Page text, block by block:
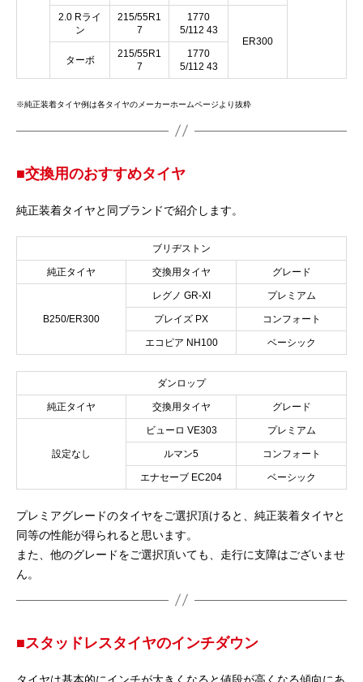
2.0 Rライ
ン
215/55R1
7
1770
5/112 43
ER300
ターボ
215/55R1
7
1770
5/112 43
※純正装着タイヤ例は各タイヤのメーカーホームページより抜粋
■交換用のおすすめタイヤ
純正装着タイヤと同ブランドで紹介します。
ブリヂストン
純正タイヤ 交換用タイヤ グレード
B250/ER300
レグノ GR-XI プレミアム
プレイズ PX コンフォート
エコピア NH100 ベーシック
ダンロップ
純正タイヤ 交換用タイヤ グレード
設定なし
ビューロ VE303 プレミアム
ルマン5 コンフォート
エナセーブ EC204 ベーシック
プレミアグレードのタイヤをご選択頂けると、純正装着タイヤと
同等の性能が得られると思います。
また、他のグレードをご選択頂いても、走行に支障はございませ
ん。
■スタッドレスタイヤのインチダウン
タイヤは基本的にインチが大きくなると値段が高くなる傾向にあ